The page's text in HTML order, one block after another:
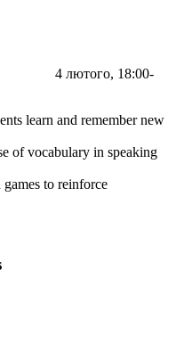
4 лютого, 18:00-
learn and remember new
of vocabulary in speaking
to reinforce